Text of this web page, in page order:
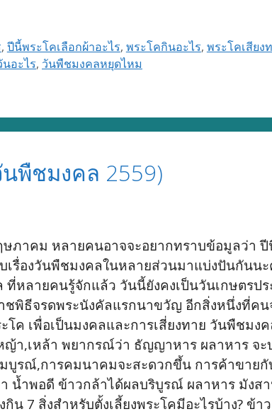
, ปีนี้พระโคเลือกผ้าอะไร, พระโคกินอะไร, พระโคเสียง
อะไร, วันพืชมงคลหยุดไหม
พืชมงคล 2559)
าคม หลายคนอาจจะอยากทราบข้อมูลว่า ปีนี้
เรื่องวันพืชมงคลในหลายส่วนมาแบ่งปันกัน
หลายคนรู้จักแล้ว วันนี้ยังคงเป็นวันเกษตรป
พิธีจรดพระนังคัลแรกนาขวัญ อีกสิ่งหนึ่งที่คน
ค เพื่อเป็นมงคลและการเสี่ยงทาย วันพืชมง
ญ้า,เหล้า พยากรณ์ว่า ธัญญาหาร ผลาหาร
รณ์,การคมนาคมจะสะดวกขึ้น การค้าขายกั
น้ำพอดี ข้าวกล้าได้ผลบริบูรณ์ ผลาหาร มัง
สิ่งสำหรับตั้งเลี้ยงพระโคมีอะไรบ้าง? ข้า